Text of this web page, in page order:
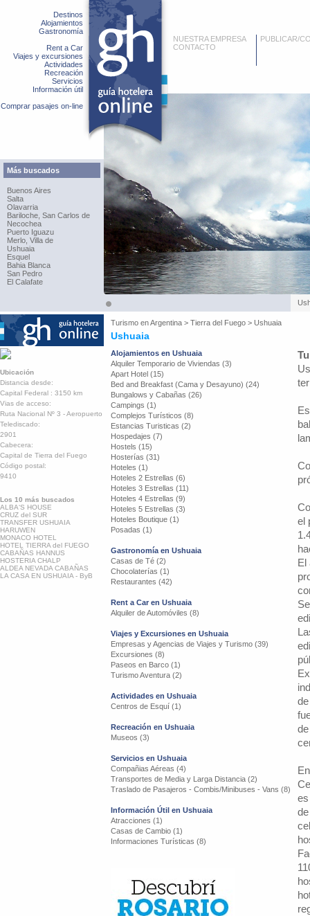
Destinos
Alojamientos
Gastronomía
Rent a Car
Viajes y excursiones
Actividades
Recreación
Servicios
Información útil
Comprar pasajes on-line
Más buscados
Buenos Aires
Salta
Olavarria
Bariloche, San Carlos de
Necochea
Puerto Iguazu
Merlo, Villa de
Ushuaia
Esquel
Bahia Blanca
San Pedro
El Calafate
NUESTRA EMPRESA
CONTACTO
PUBLICAR/
Turismo enArgentina > Tierra del Fuego > Ushuaia
Ushuaia
Ubicación
Distancia desde:
Capital Federal : 3150 km
Vias de acceso:
Ruta Nacional Nº 3 - Aeropuerto
Telediscado:
2901
Cabecera:
Capital de Tierra del Fuego
Código postal:
9410
Los 10 más buscados
ALBA‘S HOUSE
CRUZ del SUR
TRANSFER USHUAIA
HARUWEN
MONACO HOTEL
HOTEL TIERRA del FUEGO
CABAÑAS HANNUS
HOSTERIA CHALP
ALDEA NEVADA CABAÑAS
LA CASA EN USHUAIA - ByB
Alojamientos en Ushuaia
Alquiler Temporario de Viviendas (3)
Apart Hotel (15)
Bed and Breakfast (Cama y Desayuno) (24)
Bungalows y Cabañas (26)
Campings (1)
Complejos Turísticos (8)
Estancias Turisticas (2)
Hospedajes (7)
Hostels (15)
Hosterías (31)
Hoteles (1)
Hoteles 2 Estrellas (6)
Hoteles 3 Estrellas (11)
Hoteles 4 Estrellas (9)
Hoteles 5 Estrellas (3)
Hoteles Boutique (1)
Posadas (1)
Gastronomía en Ushuaia
Casas de Té (2)
Chocolaterías (1)
Restaurantes (42)
Rent a Car en Ushuaia
Alquiler de Automóviles (8)
Viajes y Excursiones en Ushuaia
Empresas y Agencias de Viajes y Turismo (39)
Excursiones (8)
Paseos en Barco (1)
Turismo Aventura (2)
Actividades en Ushuaia
Centros de Esquí (1)
Recreación en Ushuaia
Museos (3)
Servicios en Ushuaia
Compañias Aéreas (4)
Transportes de Media y Larga Distancia (2)
Traslado de Pasajeros - Combis/Minibuses - Vans (8)
Información Útil en Ushuaia
Atracciones (1)
Casas de Cambio (1)
Informaciones Turísticas (8)
el
El